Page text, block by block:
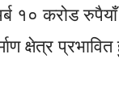
१० करोड रुपैयाँ
क्षेत्र प्रभावित